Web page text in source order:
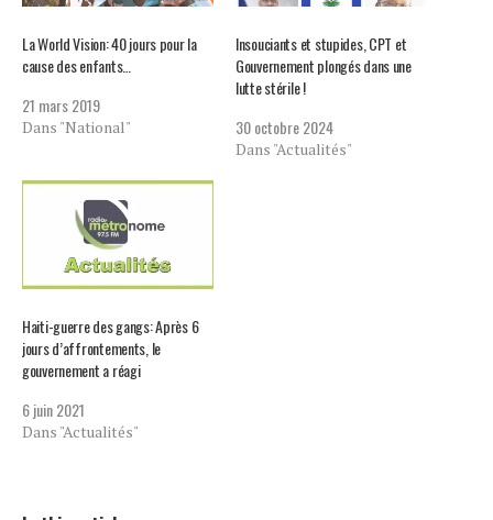
La World Vision: 40 jours pour la
cause des enfants…
21 mars 2019
Dans "National"
Insouciants et stupides, CPT et
Gouvernement plongés dans une
lutte stérile !
30 octobre 2024
Dans "Actualités"
Haiti-guerre des gangs: Après 6
jours d’affrontements, le
gouvernement a réagi
6 juin 2021
Dans "Actualités"